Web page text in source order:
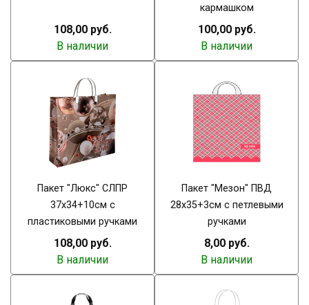
108,00 руб.
В наличии
кармашком
100,00 руб.
В наличии
Пакет "Люкс" СЛПР
37х34+10см с
пластиковыми ручками
108,00 руб.
В наличии
Пакет "Мезон" ПВД
28х35+3см с петлевыми
ручками
8,00 руб.
В наличии